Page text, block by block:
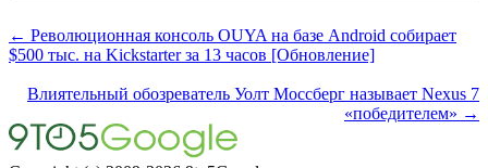
← Революционная консоль OUYA на базе Android собирает
$500 тыс. на Kickstarter за 13 часов [Обновление]
Влиятельный обозреватель Уолт Моссберг называет Nexus 7
«победителем» →